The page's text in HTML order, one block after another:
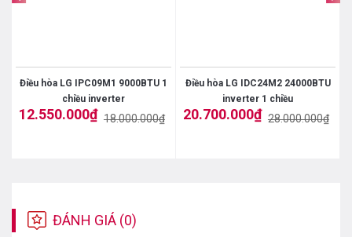
Điều hòa LG IPC09M1 9000BTU 1
chiều inverter
18.000.000₫
Giá
12.550.000₫
Giá
Điều hòa LG IDC24M2 24000BTU
inverter 1 chiều
28.000.000₫
Giá
20.700.000₫
Giá
ĐÁNH GIÁ (0)